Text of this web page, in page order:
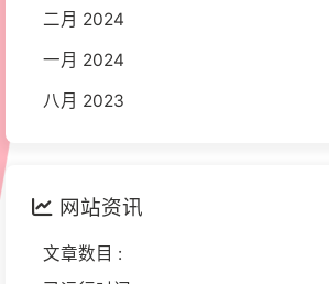
二月 2024
一月 2024
八月 2023
网站资讯
文章数目 :